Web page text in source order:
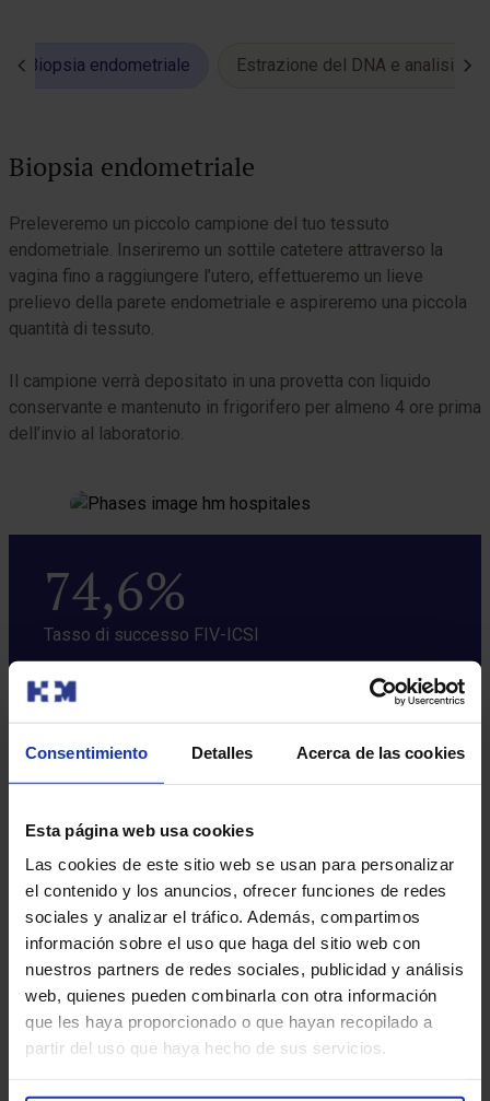
Consentimiento Detalles Acerca de las cookies
Esta página web usa cookies
Las cookies de este sitio web se usan para personalizar
el contenido y los anuncios, ofrecer funciones de redes
sociales y analizar el tráfico. Además, compartimos
información sobre el uso que haga del sitio web con
nuestros partners de redes sociales, publicidad y análisis
web, quienes pueden combinarla con otra información
que les haya proporcionado o que hayan recopilado a
partir del uso que haya hecho de sus servicios.
Biopsia endometriale Estrazione del DNA e analisi
Biopsia endometriale
Preleveremo un piccolo campione del tuo tessuto
endometriale. Inseriremo un sottile catetere attraverso la
vagina fino a raggiungere l’utero, effettueremo un lieve
prelievo della parete endometriale e aspireremo una piccola
quantità di tessuto.
Il campione verrà depositato in una provetta con liquido
conservante e mantenuto in frigorifero per almeno 4 ore prima
dell’invio al laboratorio.
74,6%
Tasso di successo FIV-ICSI
88,2%
*Dopo tre cicli di FIV. Dati 2023 – Centro di riferimento di HM
Perché sceglierci come tuo Centro
Specializzato in fertilità?